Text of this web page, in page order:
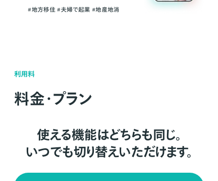
#地方移住 #夫婦で起業 #地産地消
利用料
料金・プラン
使える機能はどちらも同じ。
いつでも切り替えいただけます。